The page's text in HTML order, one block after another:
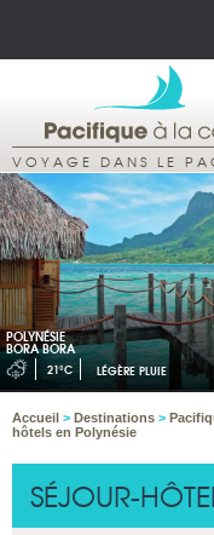
VOYAGE DANS LE
POLYNÉSIE
BORA BORA
21°C LÉGÈRE PLUIE
Accueil > Destinations >
hôtels en Polynésie
SÉJOUR-